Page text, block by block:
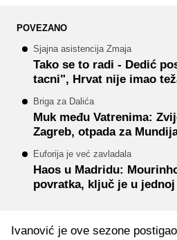
POVEZANO
Sjajna asistencija Zmaja
Tako se to radi - Dedić
tacni", Hrvat nije imao
Briga za Dalića
Muk među Vatrenima:
Zagreb, otpada za
Euforija je već zavladala
Haos u Madridu:
povratka, ključ je u
Ivanović je ove sezone